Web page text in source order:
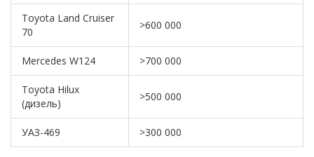
Toyota Land Cruiser
70
>600 000
Mercedes W124 >700 000
Toyota Hilux
(дизель)
>500 000
УАЗ-469 >300 000